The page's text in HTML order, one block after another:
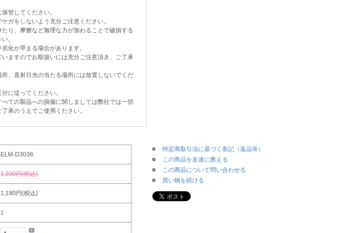
管してください。
ガをしないよう充分ご注意ください。
り、摩擦など無理な力が加わることで破損する
。
化が早まる場合があります。
ますのでお取扱いには充分ご注意頂き、ご了承
、直射日光の当たる場所には放置しないでくだ
に従ってください。
ての製品への損傷に関しましては弊社では一切
のうえでご使用ください。
ELM-D3036
1,290円(税込)
1,180円(税込)
1
特定商取引法に基づく表記（返品等）
この商品を友達に教える
この商品について問い合わせる
買い物を続ける